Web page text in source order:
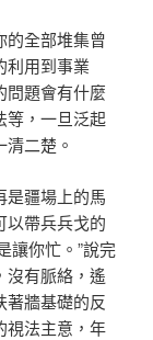
全部堆集曾
利用到事業
問題會有什麼
等，一旦泛起
二楚。
疆場上的馬
以帶兵兵戈的
讓你忙。”說完
沒有脈絡，遙
著牆基礎的反
視法主意，年